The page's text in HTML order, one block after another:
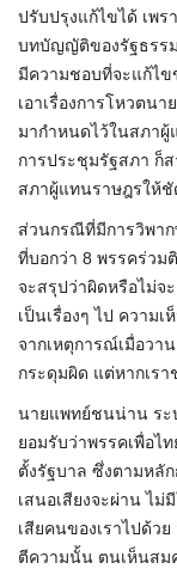
ปรับปรุงแก้ไขได้ เพ
บทบัญญัติของรัฐธรร
มีความชอบที่จะแก้ไ
เอาเรื่องการโหวตน
มากำหนดไว้ในสภาผู้
การประชุมรัฐสภา ก็
สภาผู้แทนราษฎรให้ชั
ส่วนกรณีที่มีการวิพา
ที่บอกว่า 8 พรรคร่วม
จะสรุปว่าผิดหรือไม่จ
เป็นเรื่องๆ ไป ความ
จากเหตุการณ์เมื่อวา
กระดุมผิด แต่หากเร
นายแพทย์ชนน่าน ระ
ยอมรับว่าพรรคเพื่อไ
ตั้งรัฐบาล ซึ่งตามหลั
เสนอเสียงจะผ่าน ไม่
เสียคนของเราไปด้ว
ตีความนั้น ตนเห็นสม